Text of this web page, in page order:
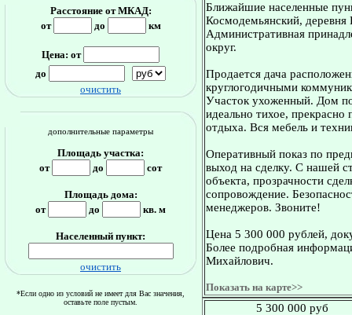
Расстояние от МКАД:
от
до км
Цена: от
до
очистить
дополнительные параметры
Площадь участка:
от
до сот
Площадь дома:
от
до кв. м
Населенный пункт:
очистить
*Если одно из условий не имеет для Вас значения,
оставьте поле пустым.
Ближайшие населенные
Космодемьянский, деревня
Административная
округ.
Продается дача
круглогодичными
Участок ухоженный. Дом
идеально тихое, прекрасно
отдыха. Вся мебель и
Оперативный показ по
выход на сделку. С нашей
объекта, прозрачности
сопровождение.
менеджеров. Звоните!
Цена 5 300 000 рублей,
Более подробная
Михайлович.
Показать на карте>>
5 300 000 руб